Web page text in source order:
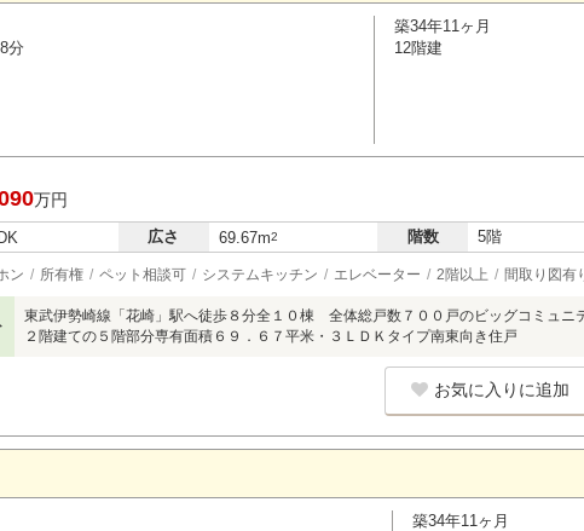
分
築34年11ヶ月
12階建
万円
広さ 69.67m2 階数 5階
ン 所有権 ペット相談可 システムキッチン エレベーター 2階以上 間取り図有
東武伊勢崎線「花崎」駅へ徒歩８分全１０棟 全体総戸数７００戸のビッグコミュニ
２階建ての５階部分専有面積６９．６７平米・３ＬＤＫタイプ南東向き住戸
お気に入りに追加
築34年11ヶ月